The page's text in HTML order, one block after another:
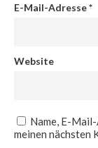
E-Mail-Adresse*
Website
Name, E-
meinen nächsten